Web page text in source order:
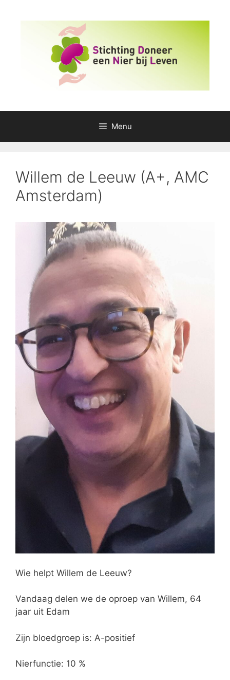
Menu
Willem de Leeuw (A+, AMC
Amsterdam)
Wie helpt Willem de Leeuw?
Vandaag delen we de oproep van Willem, 64
jaar uit Edam
Zijn bloedgroep is: A-positief
Nierfunctie: 10 %